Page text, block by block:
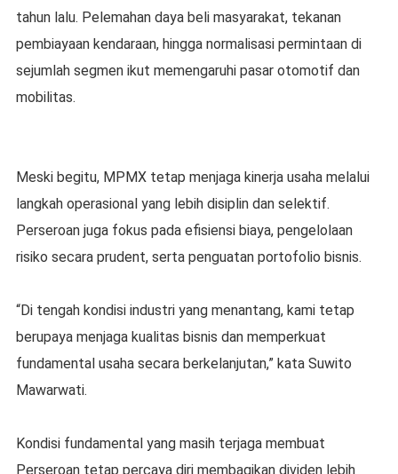
tahun lalu. Pelemahan daya beli masyarakat, tekanan
pembiayaan kendaraan, hingga normalisasi permintaan di
sejumlah segmen ikut memengaruhi pasar otomotif dan
mobilitas.
Meski begitu, MPMX tetap menjaga kinerja usaha melalui
langkah operasional yang lebih disiplin dan selektif.
Perseroan juga fokus pada efisiensi biaya, pengelolaan
risiko secara prudent, serta penguatan portofolio bisnis.
“Di tengah kondisi industri yang menantang, kami tetap
berupaya menjaga kualitas bisnis dan memperkuat
fundamental usaha secara berkelanjutan,” kata Suwito
Mawarwati.
Kondisi fundamental yang masih terjaga membuat
Perseroan tetap percaya diri membagikan dividen lebih